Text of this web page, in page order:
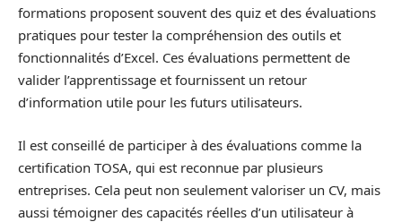
formations proposent souvent des quiz et des évaluations
pratiques pour tester la compréhension des outils et
fonctionnalités d’Excel. Ces évaluations permettent de
valider l’apprentissage et fournissent un retour
d’information utile pour les futurs utilisateurs.
Il est conseillé de participer à des évaluations comme la
certification TOSA, qui est reconnue par plusieurs
entreprises. Cela peut non seulement valoriser un CV, mais
aussi témoigner des capacités réelles d’un utilisateur à